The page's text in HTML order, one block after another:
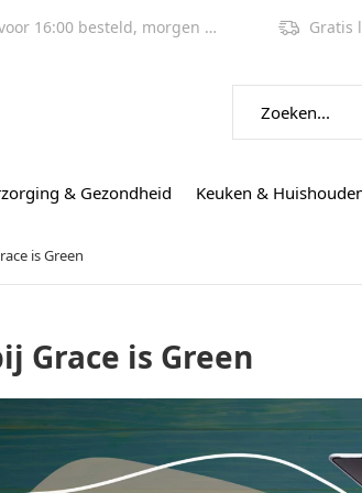
& Gezondheid Keuken &
16:00 besteld, morgen in huis! Gratis
is Green
Grace is Green